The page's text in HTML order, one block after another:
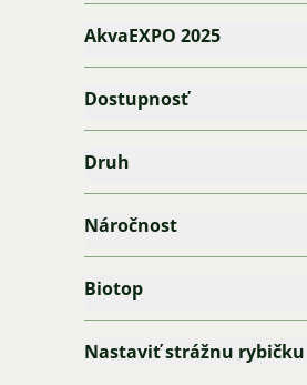
AkvaEXPO 2025
Dostupnosť
Druh
Náročnost
Biotop
Nastaviť strážnu rybičku